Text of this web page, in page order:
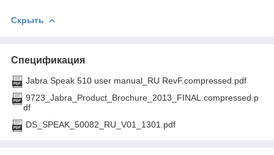
Скрыть
Спецификация
Jabra Speak 510 user manual_RU RevF.compressed.pdf
9723_Jabra_Product_Brochure_2013_FINAL.compressed.p
df
DS_SPEAK_50082_RU_V01_1301.pdf